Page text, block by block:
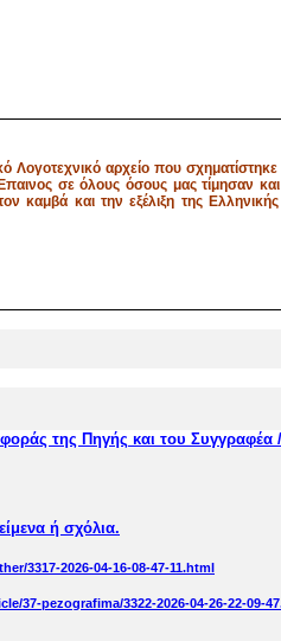
αρχείο που σχηματίστηκε
σε όλους όσους μας τίμησαν και
καμβά και την εξέλιξη της
της Πηγής και του Συγγραφέα
ή σχόλια.
3317-2026-04-16-08-47-11.html
37-pezografima/3322-2026-04-26-22-09-